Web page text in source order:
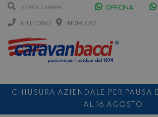
OFFICINA
TELEFONO
INDIRIZZO
CHIUSURA AZIENDALE PER PAUSA
AL 16 AGOSTO